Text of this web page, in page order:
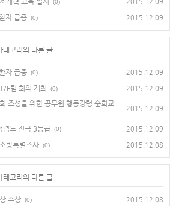
(0)
자 급증 (0) 2015.12.09
테고리의 다른 글
자 급증 (0) 2015.12.09
F팀 회의 개최 (0) 2015.12.09
조성을 위한 공무원 행동강령 순회교
2015.12.09
렴도 전국 3등급 (0) 2015.12.09
방특별조사 (0) 2015.12.08
테고리의 다른 글
수상 (0) 2015.12.08